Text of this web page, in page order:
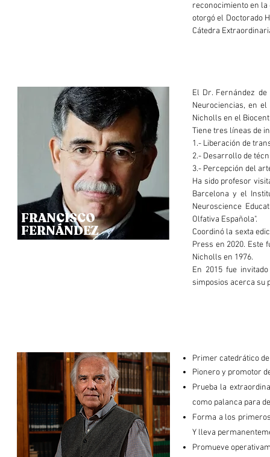
reconocimiento en la
otorgó el Doctorado
Cátedra
FRANCISCO
FERNÁNDEZ
El Dr. Fernández
Neurociencias, en el
Nicholls en el
Tiene tres líneas de
1.- Liberación de
2.- Desarrollo de
3.- Percepción del
Ha sido profesor
Barcelona y el
Neuroscience
Olfativa Española".
Coordinó la sexta
Press en 2020. Este
Nicholls en 1976.
En 2015 fue
simposios acerca su
Primer catedrático
Pionero y promotor
Prueba la
como palanca para
Forma a los
Y lleva
Promueve